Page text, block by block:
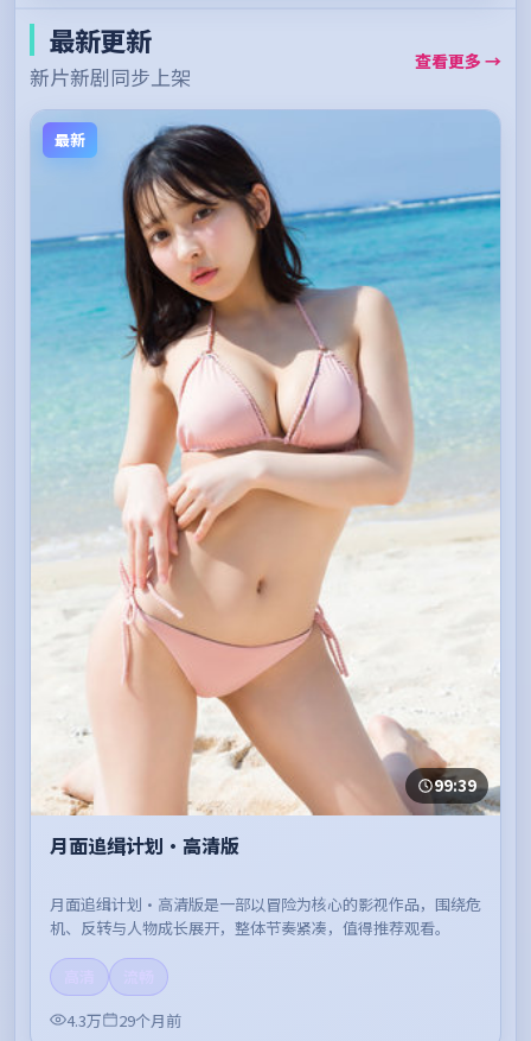
最新更新
新片新剧同步上架
查看更多 →
最新
99:39
月面追缉计划·高清版
月面追缉计划·高清版是一部以冒险为核心的影视作品，围绕危
机、反转与人物成长展开，整体节奏紧凑，值得推荐观看。
4.3万
29个月前